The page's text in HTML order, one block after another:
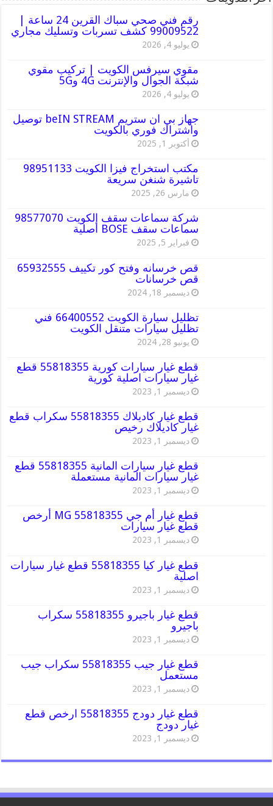
رقم فني صحي سباك القرين 24 ساعة |
99009522 كشف تسربات وتسليك مجاري
يوليو 4, 2026
مقوي سيرفس الكويت | تركيب مقوي
شبكة الجوال والإنترنت 4G و5G
يوليو 4, 2026
جهاز بي ان ستريم beIN STREAM توصيل
واشتراك فوري بالكويت
أكتوبر 1, 2025
مكتب استخراج فيزا الكويت 98951133
تاشيرة شنغن سريعة
مارس 26, 2025
شركة سماعات سقف الكويت 98577070
سماعات سقف BOSE أصلية
فبراير 5, 2025
قص خرسانه وفتح كور تكييف 65932555
قص خرسانات
ديسمبر 18, 2024
تظليل سيارة الكويت 66400552 فني
تظليل سيارات متنقل الكويت
يونيو 28, 2024
قطع غيار سيارات كورية 55818355 قطع
غيار سيارات اصلية كورية
ديسمبر 1, 2023
قطع غيار كاديلاك 55818355 سكراب قطع
غيار كاديلاك رخيص
ديسمبر 1, 2023
قطع غيار سيارات المانية 55818355 قطع
غيار سيارات المانية مستعملة
ديسمبر 1, 2023
قطع غيار أم جي MG 55818355 أرخص
قطع غيار سيارات
ديسمبر 1, 2023
قطع غيار كيا 55818355 قطع غيار سيارات
اصلية
ديسمبر 1, 2023
قطع غيار باجيرو 55818355 سكراب
باجيرو
ديسمبر 1, 2023
قطع غيار جيب 55818355 سكراب جيب
مستعمل
ديسمبر 1, 2023
قطع غيار دودج 55818355 ارخص قطع
غيار دودج
ديسمبر 1, 2023